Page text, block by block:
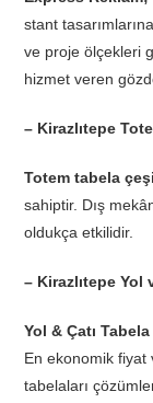
stant
ve proje ölçekleri
hizmet veren
– Kirazlıtepe
Totem tabela
sahiptir. Dış
oldukça etkilidir.
– Kirazlıtepe Yol
Yol & Çatı
En ekonomik fiyat
tabelaları